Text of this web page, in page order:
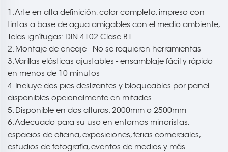
1. Arte en alta definición, color completo, impreso con
tintas a base de agua amigables con el medio ambiente,
Telas ignífugas: DIN 4102 Clase B1
2. Montaje de encaje - No se requieren herramientas
3. Varillas elásticas ajustables - ensamblaje fácil y rápido
en menos de 10 minutos
4. Incluye dos pies deslizantes y bloqueables por panel -
disponibles opcionalmente en mitades
5. Disponible en dos alturas: 2000mm o 2500mm
6. Adecuado para su uso en entornos minoristas,
espacios de oficina, exposiciones, ferias comerciales,
estudios de fotografía, eventos de medios y más